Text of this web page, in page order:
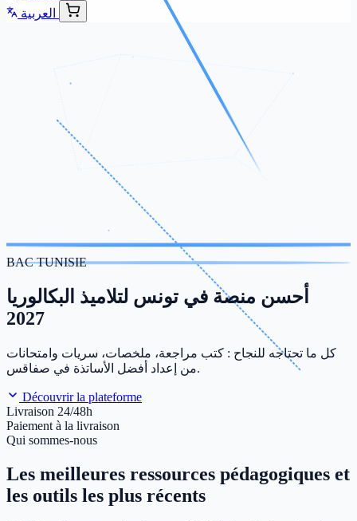
العربية
BAC TUNISIE
أحسن منصة في تونس لتلاميذ البكالوريا
2027
كل ما تحتاجه للنجاح : كتب مراجعة، ملخصات، سريات وامتحانات
من إعداد أفضل الأساتذة في صفاقس.
Découvrir la plateforme
Livraison 24/48h
Paiement à la livraison
Qui sommes-nous
Les meilleures ressources pédagogiques et
les outils les plus récents